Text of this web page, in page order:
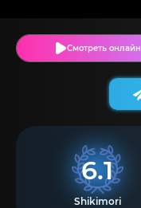
Смотреть онлайн
6.1
Shikimori